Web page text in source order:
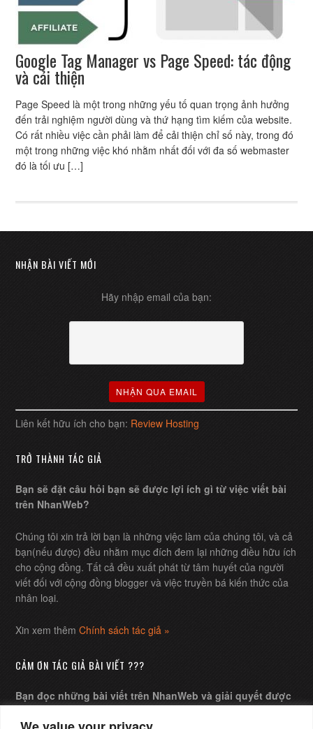
Google Tag Manager vs Page Speed: tác động
và cải thiện
Page Speed là một trong những yếu tố quan trọng ảnh hưởng
đến trải nghiệm người dùng và thứ hạng tìm kiếm của website.
Có rất nhiều việc cần phải làm để cải thiện chỉ số này, trong đó
một trong những việc khó nhằm nhất đối với đa số webmaster
đó là tối ưu […]
NHẬN BÀI VIẾT MỚI
Hãy nhập email của bạn:
Liên kết hữu ích cho bạn: Review Hosting
TRỞ THÀNH TÁC GIẢ
Bạn sẽ đặt câu hỏi bạn sẽ được lợi ích gì từ việc viết bài
trên NhanWeb?
Chúng tôi xin trả lời bạn là những việc làm của chúng tôi, và cả
bạn(nếu được) đều nhằm mục đích đem lại những điều hữu ích
cho cộng đồng. Tất cả đều xuất phát từ tâm huyết của người
viết đối với cộng đồng blogger và việc truyền bá kiến thức của
nhân loại.
Xin xem thêmChính sách tác giả »
CẢM ƠN TÁC GIẢ BÀI VIẾT ???
Bạn đọc những bài viết trên NhanWeb và giải quyết được
như lời cảm ơn tác giả ?